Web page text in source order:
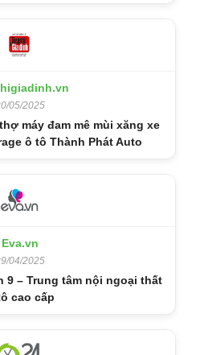
05/2025
máy đam mê mùi xăng xe
ô tô Thành Phát Auto
Eva.vn
04/2025
9 – Trung tâm nội ngoại thất
cao cấp